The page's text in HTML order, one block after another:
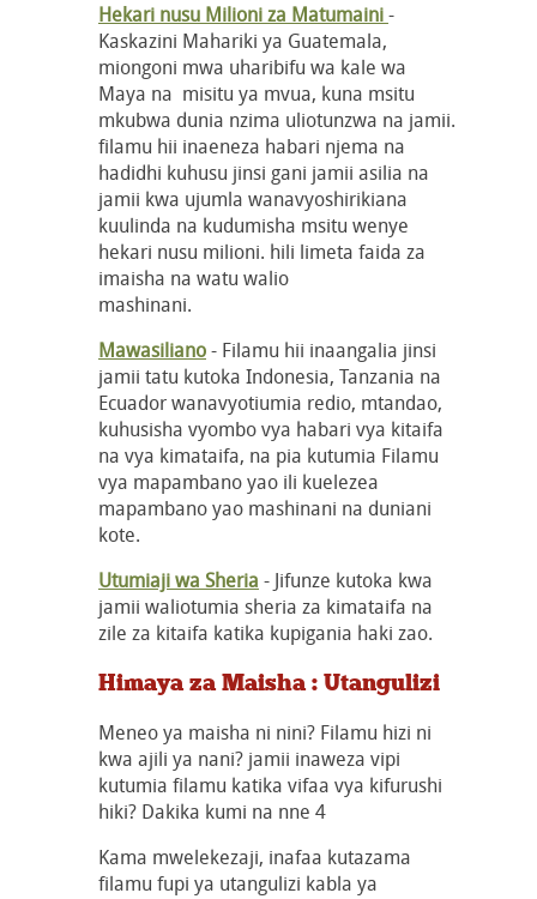
Hekari nusu Milioni za Matumaini-
Kaskazini Mahariki ya Guatemala,
miongoni mwa uharibifu wa kale wa
Maya na misitu ya mvua, kuna msitu
mkubwa dunia nzima uliotunzwa na jamii.
filamu hii inaeneza habari njema na
hadidhi kuhusu jinsi gani jamii asilia na
jamii kwa ujumla wanavyoshirikiana
kuulinda na kudumisha msitu wenye
hekari nusu milioni. hili limeta faida za
imaisha na watu walio
Mawasiliano- Filamu hii inaangalia jinsi
jamii tatu kutoka Indonesia, Tanzania na
Ecuador wanavyotiumia redio, mtandao,
kuhusisha vyombo vya habari vya kitaifa
na vya kimataifa, na pia kutumia Filamu
vya mapambano yao ili kuelezea
mapambano yao mashinani na duniani
kote.
Utumiaji wa Sheria - Jifunze kutoka kwa
jamii waliotumia sheria za kimataifa na
zile za kitaifa katika kupigania haki zao.
Himaya za Maisha : Utangulizi
Meneo ya maisha ni nini? Filamu hizi ni
kwa ajili ya nani? jamii inaweza vipi
kutumia filamu katika vifaa vya kifurushi
hiki? Dakika kumi na nne 4
Kama mwelekezaji, inafaa kutazama
filamu fupi ya utangulizi kabla ya